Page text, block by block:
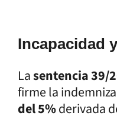
Incapacidad
Lasentencia 39/
firme la
del 5%derivada